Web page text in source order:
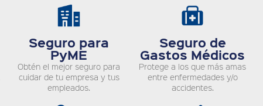
Seguro para
PyME
Obtén el mejor seguro para
cuidar de tu empresa y tus
empleados.
Seguro de
Gastos Médicos
Protege a los que más amas
entre enfermedades y/o
accidentes.